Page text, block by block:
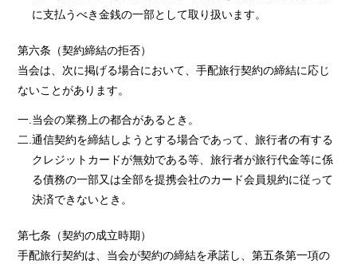
に支払うべき金銭の一部として取り扱います。
第六条（契約締結の拒否）
当会は、次に掲げる場合において、手配旅行契約の締結に応じ
ないことがあります。
一.当会の業務上の都合があるとき。
二.通信契約を締結しようとする場合であって、旅行者の有する
クレジットカードが無効である等、旅行者が旅行代金等に係
る債務の一部又は全部を提携会社のカード会員規約に従って
決済できないとき。
第七条（契約の成立時期）
手配旅行契約は、当会が契約の締結を承諾し、第五条第一項の